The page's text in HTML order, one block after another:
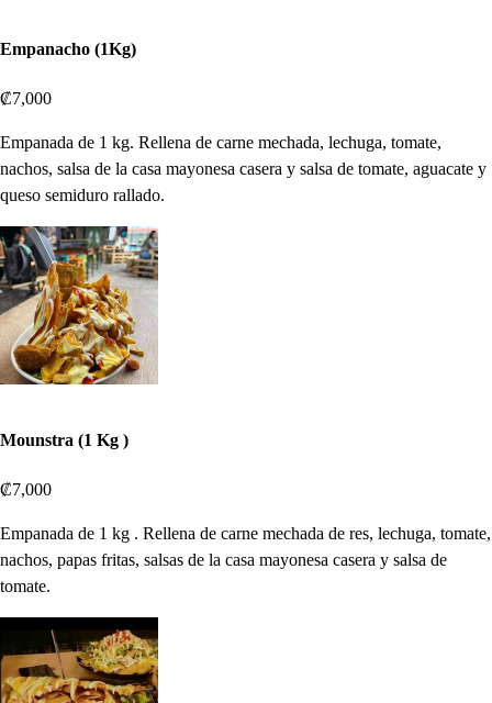
Empanacho (1Kg)
₡7,000
Empanada de 1 kg. Rellena de carne mechada, lechuga, tomate,
nachos, salsa de la casa mayonesa casera y salsa de tomate, aguacate y
queso semiduro rallado.
Mounstra (1 Kg )
₡7,000
Empanada de 1 kg . Rellena de carne mechada de res, lechuga, tomate,
nachos, papas fritas, salsas de la casa mayonesa casera y salsa de
tomate.